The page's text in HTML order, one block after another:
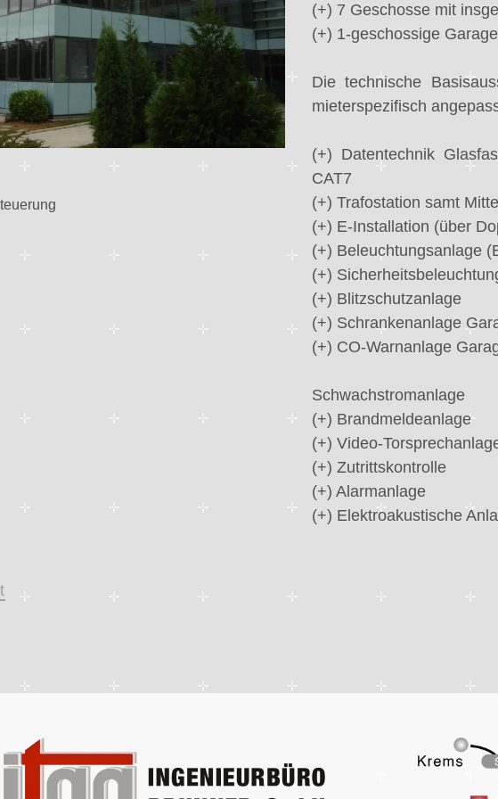
(+) 7 Geschosse mit
(+) 1-geschossige
Die technische
mieterspezifisch
(+) Datentechnik
CAT7
(+) Trafostation samt
(+) E-Installation (über
(+) Beleuchtungsanlage
(+)
(+) Blitzschutzanlage
(+) Schrankenanlage
(+) CO-Warnanlage
Schwachstromanlage
(+) Brandmeldeanlage
(+) Video-
(+) Zutrittskontrolle
(+) Alarmanlage
(+) Elektroakustische